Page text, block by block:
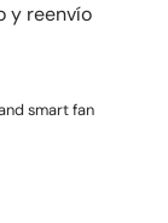
y reenvío
smart fan